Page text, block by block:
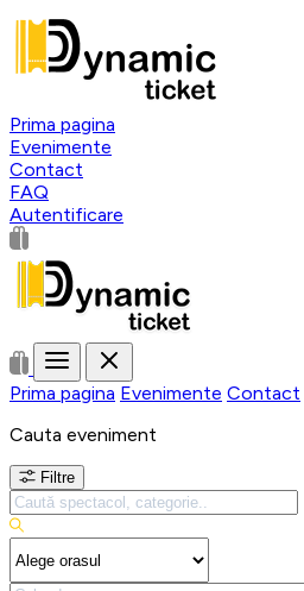
Prima pagina
Evenimente
Contact
FAQ
Autentificare
Prima pagina Evenimente Contact
Cauta eveniment
Filtre